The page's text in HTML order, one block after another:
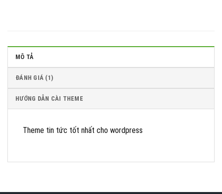
MÔ TẢ
ĐÁNH GIÁ (1)
HƯỚNG DẪN CÀI THEME
Theme tin tức tốt nhất cho wordpress